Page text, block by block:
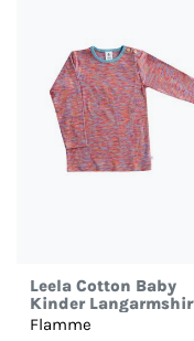
Leela Cotton Baby
Kinder
Bio-Baumwolle T-
Flamme